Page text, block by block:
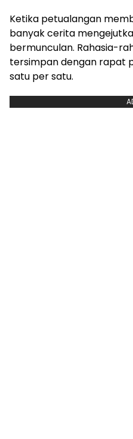
Ketika petualangan
banyak cerita
bermunculan. Rahasia-
tersimpan dengan rapat
satu per satu.